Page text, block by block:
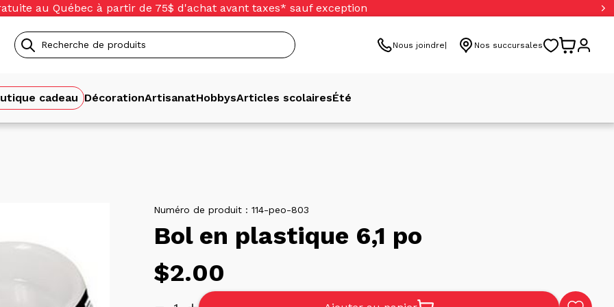
au Québec à partir de 75$ d'achat avant taxes* sauf exception
produits
Nous joindre Nos succursales
cadeau DécorationArtisanatHobbysArticles scolairesÉté
Numéro de produit : 114-peo-803
Bol en plastique 6,1 po
Prix
$2.00